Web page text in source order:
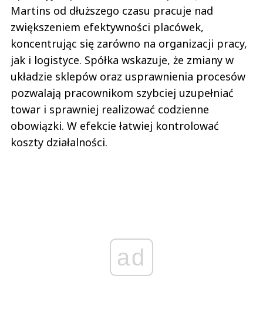
Martins od dłuższego czasu pracuje nad
zwiększeniem efektywności placówek,
koncentrując się zarówno na organizacji pracy,
jak i logistyce. Spółka wskazuje, że zmiany w
układzie sklepów oraz usprawnienia procesów
pozwalają pracownikom szybciej uzupełniać
towar i sprawniej realizować codzienne
obowiązki. W efekcie łatwiej kontrolować
koszty działalności.
ad